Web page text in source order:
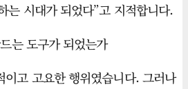
는 시대가 되었다”고 지적합니다.
는 도구가 되었는가
고 고요한 행위였습니다. 그러나